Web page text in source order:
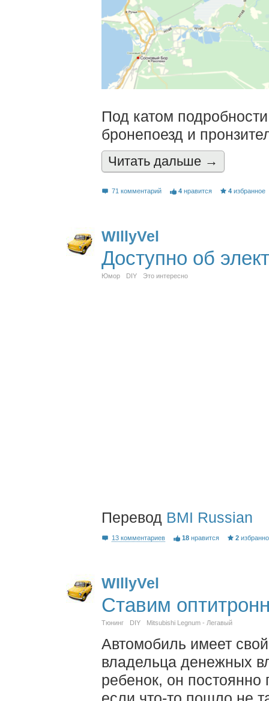
Под катом
бронепоезд и
Читать дальшe →
71 комментарий 4 нравится 4 избранное
WIllyVel
Доступно об
Юмор DIY Это интересно
Перевод BMI Russian
13 комментариев 18 нравится 2
WIllyVel
Ставим
Тюнинг DIY Mitsubishi Legnum - Легавый
Автомобиль имеет
владельца денежных
ребенок, он